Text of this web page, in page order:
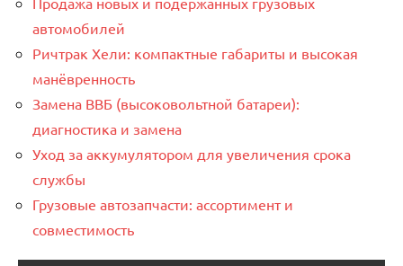
автомобилей
Ричтрак Хели: компактные габариты и высокая
манёвренность
Замена ВВБ (высоковольтной батареи):
диагностика и замена
Уход за аккумулятором для увеличения срока
службы
Грузовые автозапчасти: ассортимент и
совместимость